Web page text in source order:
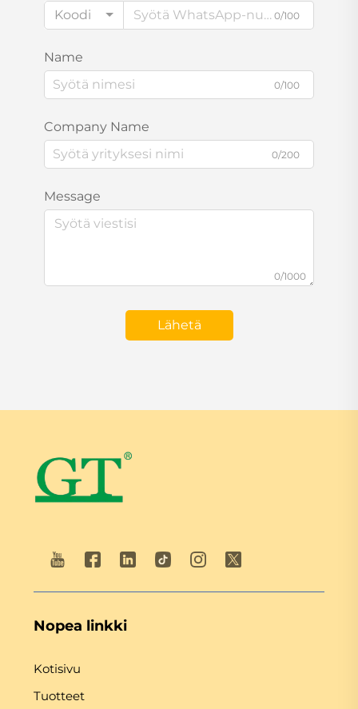
Koodi
0/100
Name
0/100
Company Name
0/200
Message
0/1000
Lähetä
Nopea linkki
Kotisivu
Tuotteet